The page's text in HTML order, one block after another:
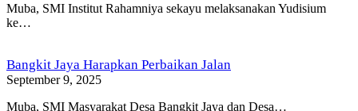
Muba, SMI Institut Rahamniya sekayu melaksanakan Yudisium
ke…
Bangkit Jaya Harapkan Perbaikan Jalan
September 9, 2025
Muba, SMI Masyarakat Desa Bangkit Jaya dan Desa…